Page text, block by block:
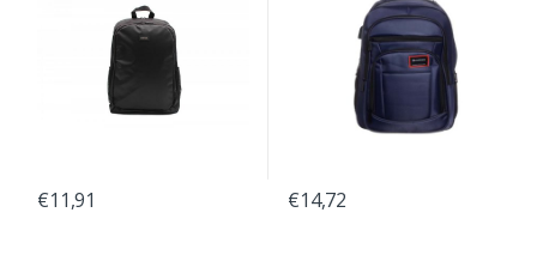
€11,91 €14,72